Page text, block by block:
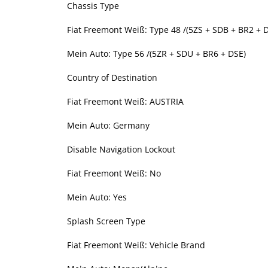
Chassis Type
Fiat Freemont Weiß: Type 48 /(5ZS + SDB + BR2 +
Mein Auto: Type 56 /(5ZR + SDU + BR6 + DSE)
Country of Destination
Fiat Freemont Weiß: AUSTRIA
Mein Auto: Germany
Disable Navigation Lockout
Fiat Freemont Weiß: No
Mein Auto: Yes
Splash Screen Type
Fiat Freemont Weiß: Vehicle Brand